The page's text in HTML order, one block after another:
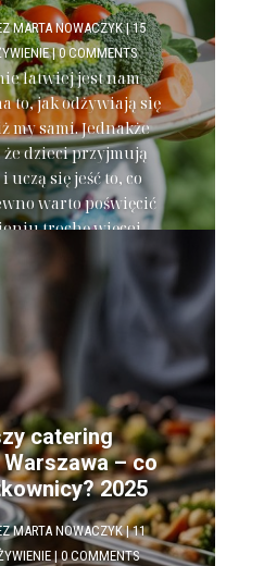
MARTA NOWACZYK|15
| 0 COMMENTS
łatwiej jest nam
to, jak odżywiają się
my sami. Jednakże
że dzieci przyjmują
uczą się jeść to, co
warto poświęcić
trochę więcej
jest aby...
catering
– co
2025
MARTA NOWACZYK|11
| 0 COMMENTS